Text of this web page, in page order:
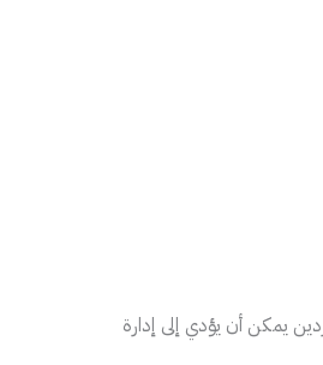
يمكن أن يؤدي إلى إدارة